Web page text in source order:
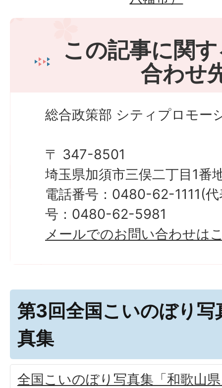
この記事に関
合わせ
総合政策部 シティプロモー
〒 347-8501
埼玉県加須市三俣二丁目1番
電話番号：0480-62-1111(
号：0480-62-5981
メールでのお問い合わせは
第3回全国こいのぼり写
真集
全国こいのぼり写真集「和歌山